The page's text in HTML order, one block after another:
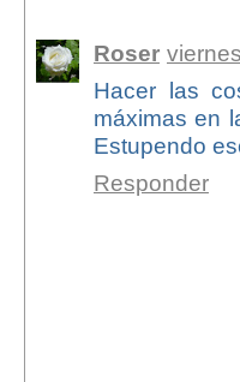
Roser
Hacer las
máximas en
Estupendo
Responder